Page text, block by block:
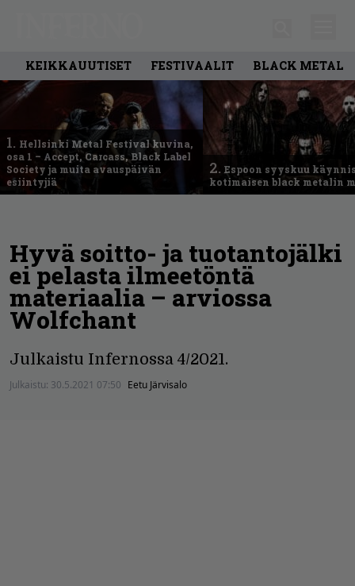
KEIKKAUUTISET FESTIVAALIT BLACK METAL
1. Hellsinki Metal Festival kuvina,
osa 1 – Accept, Carcass, Black Label
Society ja muita avauspäivän
esiintyjiä
2. Espoon syyskuu
kotimaisen black metalin
Hyvä soitto- ja tuotantojälki
ei pelasta ilmeetöntä
materiaalia – arviossa
Wolfchant
Julkaistu Infernossa 4/2021.
Julkaistu: 30.5.2021 07:50 Eetu Järvisalo